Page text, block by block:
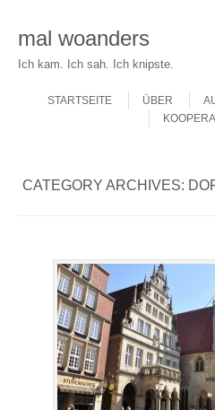
mal woanders
Ich kam. Ich sah. Ich knipste.
Menu
STARTSEITE
ÜBER
CATEGORY ARCHIVES: